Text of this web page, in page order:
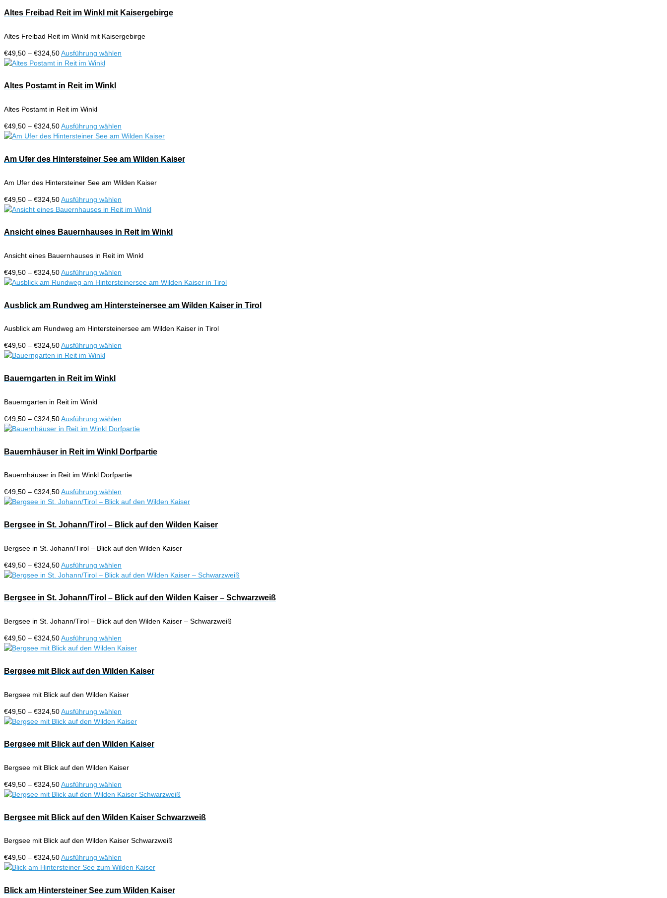
Produktseite
werden
€324,50
mehrere
Varianten
Die
können
Altes Freibad Reit im Winkl mit Kaisergebirge
Altes Freibad Reit im Winkl mit Kaisergebirge
€49,50 – €324,50Preisspanne:
€49,50
€324,50
Ausführung wählen
können
auf
Produktseite
werden
Altes Postamt in Reit im Winkl
Altes Postamt in Reit im Winkl
€49,50 – €324,50Preisspanne:
€49,50
€324,50
Ausführung wählen
Produkt
mehrere
Varianten
Die
können
auf
Produktseite
werden
Am Ufer des Hintersteiner See am Wilden Kaiser
Am Ufer des Hintersteiner See am Wilden Kaiser
€49,50 – €324,50Preisspanne:
€49,50
€324,50
Ausführung wählen
Produkt
mehrere
Varianten
Die
können
auf
Produktseite
werden
Ansicht eines Bauernhauses in Reit im Winkl
Ansicht eines Bauernhauses in Reit im Winkl
€49,50 – €324,50Preisspanne:
€49,50
€324,50
Ausführung wählen
Produkt
mehrere
Varianten
Die
können
Ausblick am Rundweg am Hintersteinersee am Wilden Kaiser in Tirol
Ausblick am Rundweg am Hintersteinersee am Wilden Kaiser in Tirol
€49,50 – €324,50Preisspanne:
€49,50
€324,50
Ausführung wählen
können
auf
Produktseite
werden
Bauerngarten in Reit im Winkl
Bauerngarten in Reit im Winkl
€49,50 – €324,50Preisspanne:
€49,50
€324,50
Ausführung wählen
Produkt
mehrere
Varianten
Die
können
auf
Produktseite
werden
Bauernhäuser in Reit im Winkl Dorfpartie
Bauernhäuser in Reit im Winkl Dorfpartie
€49,50 – €324,50Preisspanne:
€49,50
€324,50
Ausführung wählen
Produkt
mehrere
Varianten
Die
können
auf
Produktseite
werden
Bergsee in St. Johann/Tirol – Blick auf den Wilden Kaiser
Bergsee in St. Johann/Tirol – Blick auf den Wilden Kaiser
€49,50 – €324,50Preisspanne:
€49,50
€324,50
Ausführung wählen
Produkt
mehrere
Die
können
auf
Produktseite
werden
Bergsee in St. Johann/Tirol – Blick auf den Wilden Kaiser – Schwarzweiß
Bergsee in St. Johann/Tirol – Blick auf den Wilden Kaiser – Schwarzweiß
€49,50 – €324,50Preisspanne:
€49,50
€324,50
Ausführung wählen
Produkt
mehrere
Varianten
Die
können
auf
Produktseite
werden
Bergsee mit Blick auf den Wilden Kaiser
Bergsee mit Blick auf den Wilden Kaiser
€49,50 – €324,50Preisspanne:
€49,50
€324,50
Ausführung wählen
Produkt
mehrere
Varianten
Die
können
auf
Produktseite
werden
Bergsee mit Blick auf den Wilden Kaiser
Bergsee mit Blick auf den Wilden Kaiser
€49,50 – €324,50Preisspanne:
€49,50
€324,50
Ausführung wählen
Produkt
mehrere
Varianten
Die
können
auf
Produktseite
Bergsee mit Blick auf den Wilden Kaiser Schwarzweiß
Bergsee mit Blick auf den Wilden Kaiser Schwarzweiß
€49,50 – €324,50Preisspanne:
€49,50
€324,50
Ausführung wählen
Produkt
mehrere
Blick am Hintersteiner See zum Wilden Kaiser